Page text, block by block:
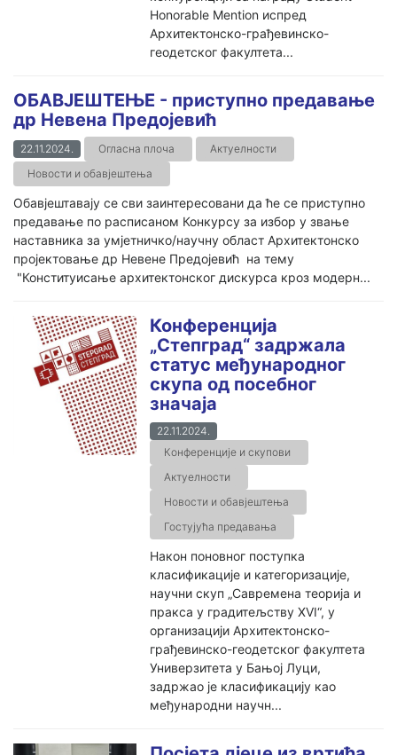
Honorable Mention испред
Архитектонско-грађевинско-
геодетског факултета...
ОБАВЈЕШТЕЊЕ - приступно предавање
др Невена Предојевић
22.11.2024. Огласна плоча
Актуелности
Новости и обавјештења
Обавјештавају се сви заинтересовани да ће се приступно
предавање по расписаном Конкурсу за избор у звање
наставника за умјетничко/научну област Архитектонско
пројектовање др Невене Предојевић на тему
"Конституисање архитектонског дискурса кроз модерн...
Конференција
„Степград“ задржала
статус међународног
скупа од посебног
значаја
22.11.2024.
Конференције и скупови
Актуелности
Новости и обавјештења
Гостујућа предавања
Након поновног поступка
класификације и категоризације,
научни скуп „Савремена теорија и
пракса у градитељству XVI“, у
организацији Архитектонско-
грађевинско-геодетског факултета
Универзитета у Бањој Луци,
задржао је класификацију као
међународни научн...